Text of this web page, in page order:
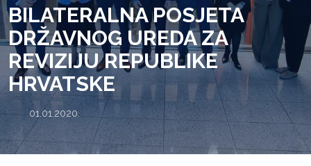
BILATERALNA POSJETA
DRŽAVNOG UREDA ZA
REVIZIJU REPUBLIKE
HRVATSKE
01.01.2020.